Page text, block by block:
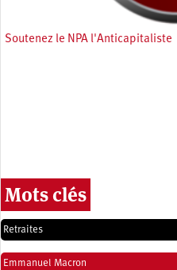
Soutenez le NPA l'Anticapitaliste
Mots clés
Retraites
Emmanuel Macron